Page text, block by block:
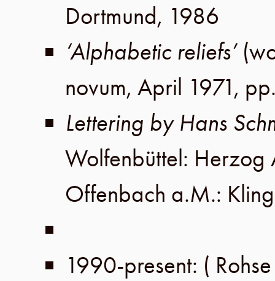
Dortmund, 1986
‘Alphabetic reliefs’
novum, April 1971,
Lettering by Hans
Wolfenbüttel: Herzog
Offenbach a.M.:
1990-present: (